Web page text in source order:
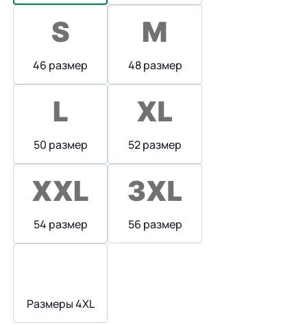
46 размер 48 размер
50 размер 52 размер
54 размер 56 размер
Размеры 4XL